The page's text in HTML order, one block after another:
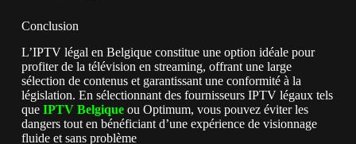
Conclusion
L’IPTV légal en Belgique constitue une option idéale pour
profiter de la télévision en streaming, offrant une large
sélection de contenus et garantissant une conformité à la
législation. En sélectionnant des fournisseurs IPTV légaux tels
que IPTV Belgiqueou Optimum, vous pouvez éviter les
dangers tout en bénéficiant d’une expérience de visionnage
fluide et sans problème